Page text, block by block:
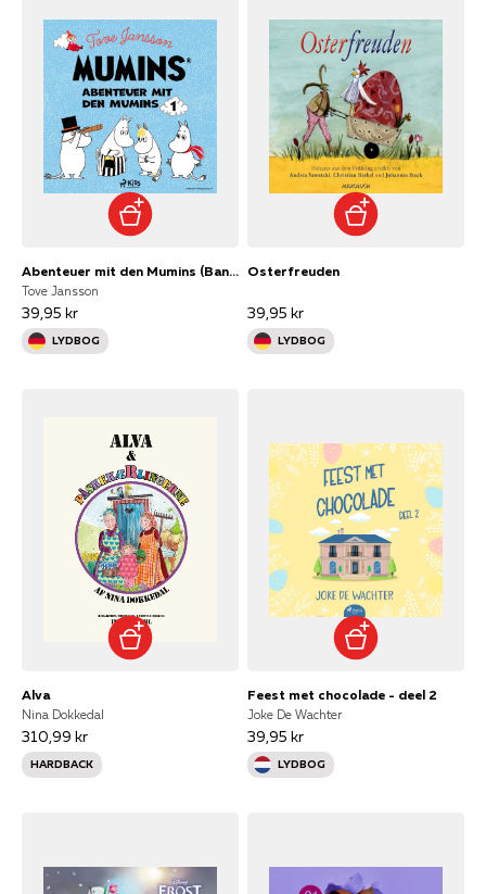
Abenteuer mit den Mumins (Band 1)
Tove Jansson
39,95 kr
LYDBOG
Osterfreuden
39,95 kr
LYDBOG
Alva
Nina Dokkedal
310,99 kr
HARDBACK
Feest met chocolade - deel 2
Joke De Wachter
39,95 kr
LYDBOG